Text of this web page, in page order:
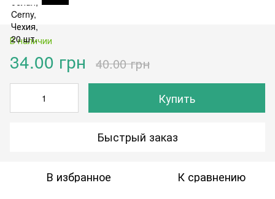
В наличии
34.00 грн 40.00 грн
Купить
Быстрый заказ
В избранное К сравнению